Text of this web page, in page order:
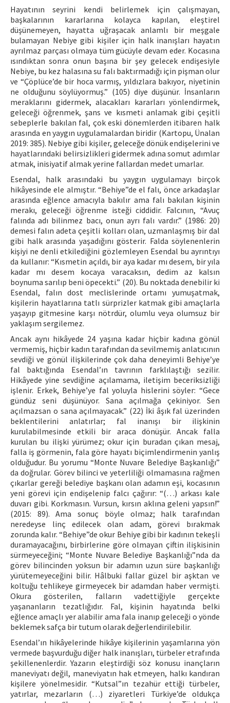
Hayatının seyrini kendi belirlemek için çalışmayan,
başkalarının kararlarına kolayca kapılan, eleştirel
düşünemeyen, hayatta uğraşacak anlamlı bir meşgale
bulamayan Nebiye gibi kişiler için halk inanışları hayatın
ayrılmaz parçası olmaya tüm gücüyle devam eder. Kocasına
ısındıktan sonra onun başına bir şey gelecek endişesiyle
Nebiye, bu kez halasına su falı baktırmadığı için pişman olur
ve “Çöplüce’de bir hoca varmış, yıldızlara bakıyor, niyetinin
ne olduğunu söylüyormuş.” (105) diye düşünür. İnsanların
meraklarını gidermek, alacakları kararları yönlendirmek,
geleceği öğrenmek, şans ve kısmeti anlamak gibi çeşitli
sebeplerle bakılan fal, çok eski dönemlerden itibaren halk
arasında en yaygın uygulamalardan biridir (Kartopu, Ünalan
2019: 385). Nebiye gibi kişiler, geleceğe dönük endişelerini ve
hayatlarındaki belirsizlikleri gidermek adına somut adımlar
atmak, inisiyatif almak yerine fallardan medet umarlar.
Esendal, halk arasındaki bu yaygın uygulamayı birçok
hikâyesinde ele almıştır. “Behiye”de el falı, önce arkadaşlar
arasında eğlence amacıyla bakılır ama falı bakılan kişinin
merakı, geleceği öğrenme isteği ciddidir. Falcının, “Avuç
falında adı bilinmez bacı, onun ayrı falı vardır.” (1986: 20)
demesi falın adeta çeşitli kolları olan, uzmanlaşmış bir dal
gibi halk arasında yaşadığını gösterir. Falda söylenenlerin
kişiyi ne denli etkilediğini gözlemleyen Esendal bu ayrıntıyı
da kullanır: “Kısmetin açıldı, bir aya kadar mı desem, bir yıla
kadar mı desem kocaya varacaksın, dedim az kalsın
boynuma sarılıp beni öpecekti.” (20). Bu noktada denebilir ki
Esendal, falın dost meclislerinde ortamı yumuşatmak,
kişilerin hayatlarına tatlı sürprizler katmak gibi amaçlarla
yaşayıp gitmesine karşı nötrdür, olumlu veya olumsuz bir
yaklaşım sergilemez.
Ancak aynı hikâyede 24 yaşına kadar hiçbir kadına gönül
vermemiş, hiçbir kadın tarafından da sevilmemiş anlatıcının
sevdiği ve gönül ilişkilerinde çok daha deneyimli Behiye’ye
fal baktığında Esendal’ın tavrının farklılaştığı sezilir.
Hikâyede yine sevdiğine açılamama, iletişim beceriksizliği
işlenir. Erkek, Behiye’ye fal yoluyla hislerini söyler: “Gece
gündüz seni düşünüyor. Sana açılmağa çekiniyor. Sen
açılmazsan o sana açılmayacak.” (22) İki âşık fal üzerinden
beklentilerini anlatırlar; fal inanışı bir ilişkinin
kurulabilmesinde etkili bir araca dönüşür. Ancak falla
kurulan bu ilişki yürümez; okur için buradan çıkan mesaj,
falla iş görmenin, fala göre hayatı biçimlendirmenin yanlış
olduğudur. Bu yorumu “Monte Nuvare Belediye Başkanlığı”
da doğrular. Görev bilinci ve yeterliliği olmamasına rağmen
çıkarlar gereği belediye başkanı olan adamın eşi, kocasının
yeni görevi için endişelenip falcı çağırır: “(…) arkası kale
duvarı gibi. Korkmasın. Vursun, kırsın aklına geleni yapsın!”
(2015: 89). Ama sonuç böyle olmaz; halk tarafından
neredeyse linç edilecek olan adam, görevi bırakmak
zorunda kalır. “Behiye”de okur Behiye gibi bir kadının tekeşli
duramayacağını, birbirlerine göre olmayan çiftin ilişkisinin
sürmeyeceğini; “Monte Nuvare Belediye Başkanlığı”nda da
görev bilincinden yoksun bir adamın uzun süre başkanlığı
yürütemeyeceğini bilir. Hâlbuki fallar güzel bir aşktan ve
koltuğu tehlikeye girmeyecek bir adamdan haber vermişti.
Okura gösterilen, falların vadettiğiyle gerçekte
yaşananların tezatlığıdır. Fal, kişinin hayatında belki
eğlence amaçlı yer alabilir ama fala inanıp geleceği o yönde
beklemek safça bir tutum olarak değerlendirilebilir.
Esendal’ın hikâyelerinde hikâye kişilerinin yaşamlarına yön
vermede başvurduğu diğer halk inanışları, türbeler etrafında
şekillenenlerdir. Yazarın eleştirdiği söz konusu inançların
maneviyatı değil, maneviyatın hak etmeyen, halkı kandıran
kişilere yönelmesidir. “Kutsal”ın tezahür ettiği türbeler,
yatırlar, mezarların (…) ziyaretleri Türkiye’de oldukça